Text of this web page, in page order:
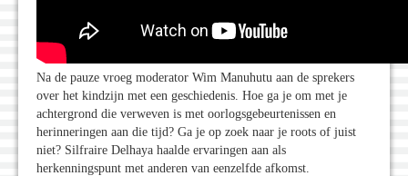
Na de pauze vroeg moderator Wim Manuhutu aan de sprekers
over het kindzijn met een geschiedenis. Hoe ga je om met je
achtergrond die verweven is met oorlogsgebeurtenissen en
herinneringen aan die tijd? Ga je op zoek naar je roots of juist
niet? Silfraire Delhaya haalde ervaringen aan als
herkenningspunt met anderen van eenzelfde afkomst.